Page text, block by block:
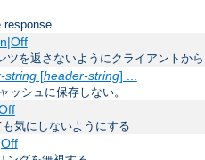
response.
ツを返さないようにクライアントか
string[header-string] ...
ッシュに保存しない。
気にしないようにする